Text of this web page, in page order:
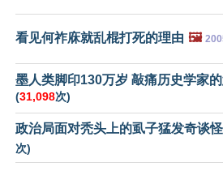
看见何祚庥就乱棍打死的理由 🖼️
墨人类脚印130万岁 敲痛历史学家
(31,098次)
政治局面对秃头上的虱子猛发奇谈
次)